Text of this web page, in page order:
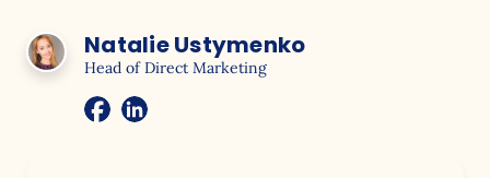
Natalie Ustymenko
Head of Direct Marketing